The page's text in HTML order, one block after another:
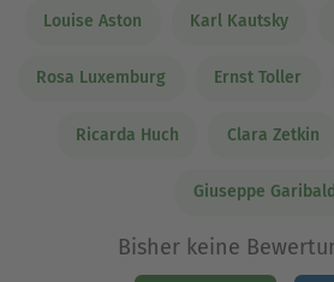
Louise Aston Karl Kautsky
Rosa Luxemburg Ernst Toller
Ricarda Huch Clara Zetkin
Giuseppe
Bisher keine